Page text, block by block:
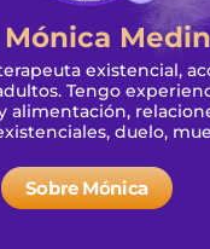
Mónica
existencial,
Tengo
alimentación,
duelo,
Sobre Mónica